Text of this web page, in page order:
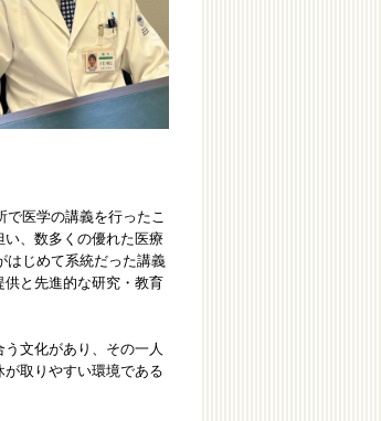
医学の講義を行ったこ
、数多くの優れた医療
はじめて系統だった講義
と先進的な研究・教育
文化があり、その一人
取りやすい環境である